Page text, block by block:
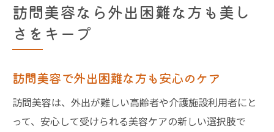
訪問美容なら外出困難な方も美し
さをキープ
訪問美容で外出困難な方も安心のケア
訪問美容は、外出が難しい高齢者や介護施設利用者にと
って、安心して受けられる美容ケアの新しい選択肢で